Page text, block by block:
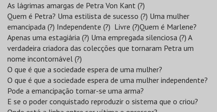
As lágrimas amargas de Petra Von Kant (?)
Quem é Petra? Uma estilista de sucesso (?) Uma mulher
emancipada (?) Independente (?) Livre (?)Quem é Marlene?
Apenas uma estagiária (?) Uma empregada silenciosa (?) A
verdadeira criadora das colecções que tornaram Petra um
nome incontornável (?)
O que é que a sociedade espera de uma mulher?
O que é que a sociedade espera de uma mulher independente?
Pode a emancipação tornar-se uma arma?
E se o poder conquistado reproduzir o sistema que o criou?